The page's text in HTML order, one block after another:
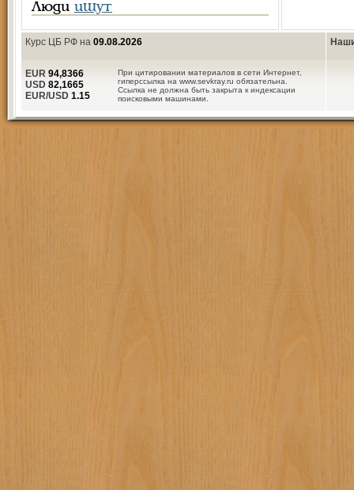
Люди ищут
Курс ЦБ РФ на 09.08.2026
При цитировании материалов в сети Интернет,
гиперссылка на www.sevkray.ru обязательна.
Ссылка не должна быть закрыта к индексации
поисковыми машинами.
EUR 94,8366
USD 82,1665
EUR/USD 1.15